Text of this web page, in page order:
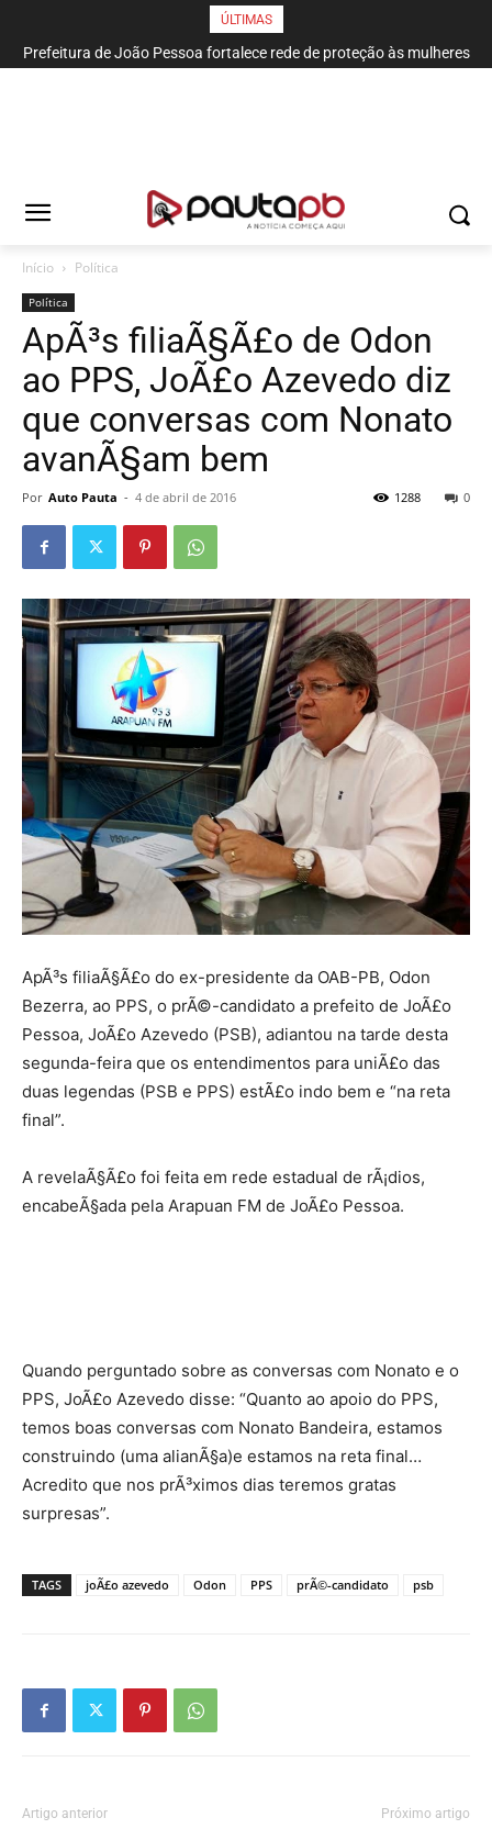
ÚLTIMAS
Prefeitura de João Pessoa fortalece rede de proteção às mulheres
e entende que acolher é salvar vidas
Início Política
Política
ApÃ³s filiaÃ§Ã£o de Odon
ao PPS, JoÃ£o Azevedo diz
que conversas com Nonato
avanÃ§am bem
Por Auto Pauta - 4 de abril de 2016 0
1288
ApÃ³s filiaÃ§Ã£o do ex-presidente da OAB-PB, Odon
Bezerra, ao PPS, o prÃ©-candidato a prefeito de JoÃ£o
Pessoa, JoÃ£o Azevedo (PSB), adiantou na tarde desta
segunda-feira que os entendimentos para uniÃ£o das
duas legendas (PSB e PPS) estÃ£o indo bem e “na reta
final”.
A revelaÃ§Ã£o foi feita em rede estadual de rÃ¡dios,
encabeÃ§ada pela Arapuan FM de JoÃ£o Pessoa.
Quando perguntado sobre as conversas com Nonato e o
PPS, JoÃ£o Azevedo disse: “Quanto ao apoio do PPS,
temos boas conversas com Nonato Bandeira, estamos
construindo (uma alianÃ§a)e estamos na reta final…
Acredito que nos prÃ³ximos dias teremos gratas
surpresas”.
TAGS joÃ£o azevedo Odon PPS prÃ©-candidato psb
Artigo anterior Próximo artigo